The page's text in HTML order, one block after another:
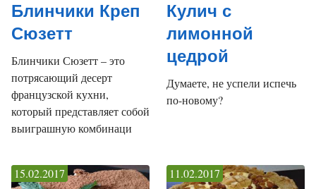
Блинчики Креп
Сюзетт
Блинчики Сюзетт – это
потрясающий десерт
французской кухни,
который представляет собой
выиграшную комбинаци
Кулич с
лимонной
цедрой
Думаете, не успели испечь
по-новому?
15.02.2017 11.02.2017